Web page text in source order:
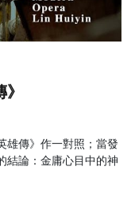
雄傳》作一對照；當發
結論：金庸心目中的神